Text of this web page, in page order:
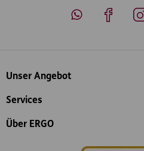
Inhaltsübersicht
Unser Angebot
Services
Über ERGO